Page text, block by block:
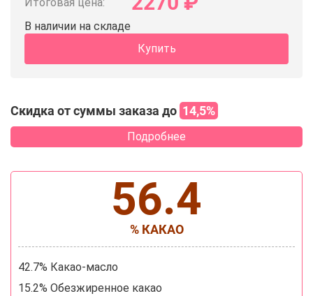
В наличии на складе
Купить
Скидка от суммы заказа до 14,5%
Подробнее
56.4
% КАКАО
42.7% Какао-масло
15.2% Обезжиренное какао